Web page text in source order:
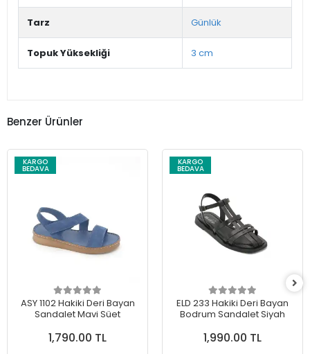
Tarz Günlük
Topuk Yüksekliği 3 cm
Benzer Ürünler
KARGO
BEDAVA
ASY 1102 Hakiki Deri Bayan
Sandalet Mavi Süet
1,790.00 TL
KARGO
BEDAVA
ELD 233 Hakiki Deri Bayan
Bodrum Sandalet Siyah
1,990.00 TL